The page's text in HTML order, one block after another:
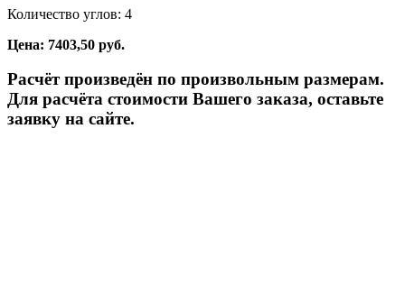
Количество углов: 4
Цена: 7403,50 руб.
Расчёт произведён по произвольным размерам.
Для расчёта стоимости Вашего заказа, оставьте
заявку на сайте.